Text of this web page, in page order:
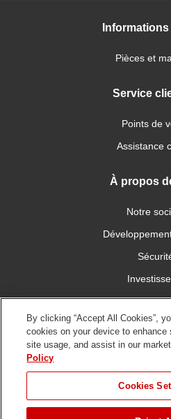
Pièces et
Service
Points de
Assistance
À propos
Notre
Connectez-
By clicking “Accept All Cookies”,
cookies on your device to
site usage, and assist in our
Policy
Cookies